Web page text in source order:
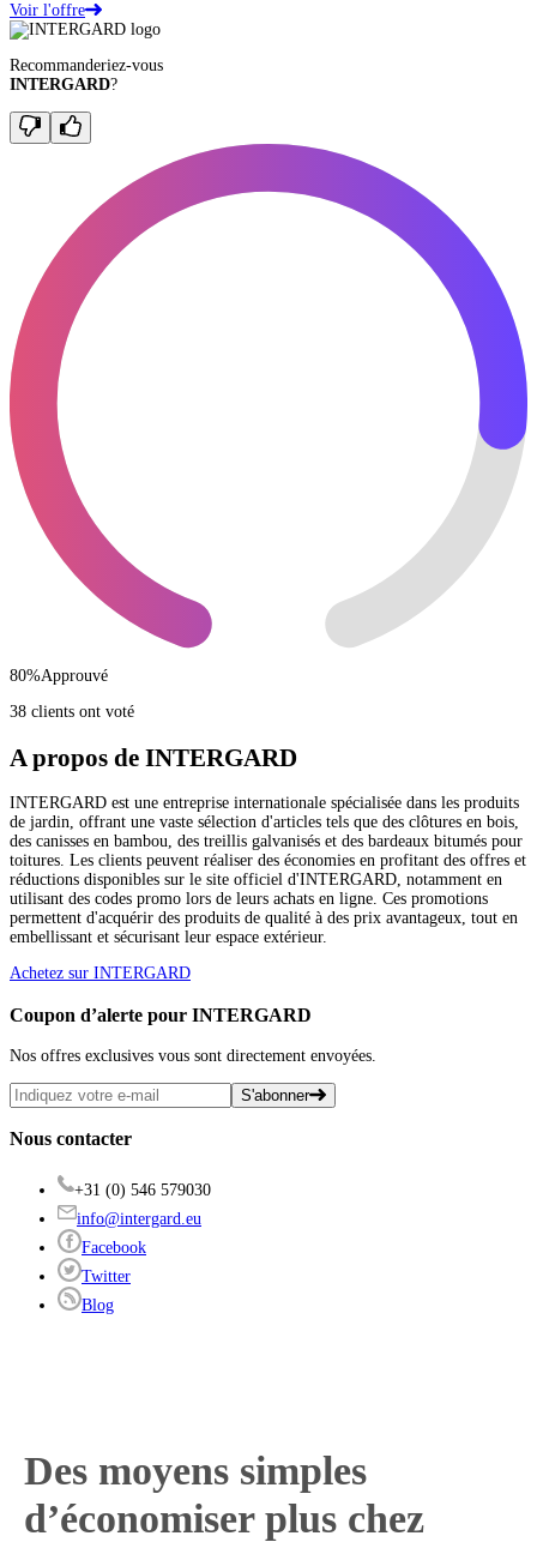
Voir l'offre
Recommanderiez-vous
INTERGARD?
80%Approuvé
38 clients ont voté
A propos de INTERGARD
INTERGARD est une entreprise internationale spécialisée dans les produits
de jardin, offrant une vaste sélection d'articles tels que des clôtures en bois,
des canisses en bambou, des treillis galvanisés et des bardeaux bitumés pour
toitures. Les clients peuvent réaliser des économies en profitant des offres et
réductions disponibles sur le site officiel d'INTERGARD, notamment en
utilisant des codes promo lors de leurs achats en ligne. Ces promotions
permettent d'acquérir des produits de qualité à des prix avantageux, tout en
embellissant et sécurisant leur espace extérieur.
Achetez sur INTERGARD
Coupon d’alerte pour INTERGARD
Nos offres exclusives vous sont directement envoyées.
S'abonner
Nous contacter
+31 (0) 546 579030
info@intergard.eu
Facebook
Twitter
Blog
Des moyens simples
d’économiser plus chez